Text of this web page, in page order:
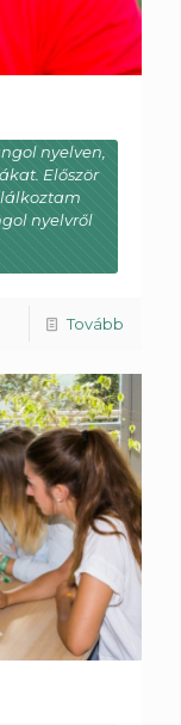
nyelven,
Először
nyelvről
Tovább